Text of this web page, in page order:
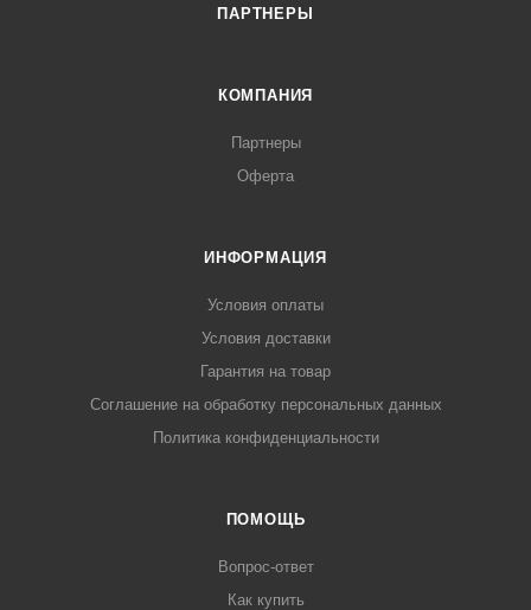
ПАРТНЕРЫ
КОМПАНИЯ
Партнеры
Оферта
ИНФОРМАЦИЯ
Условия оплаты
Условия доставки
Гарантия на товар
Соглашение на обработку персональных данных
Политика конфиденциальности
ПОМОЩЬ
Вопрос-ответ
Как купить